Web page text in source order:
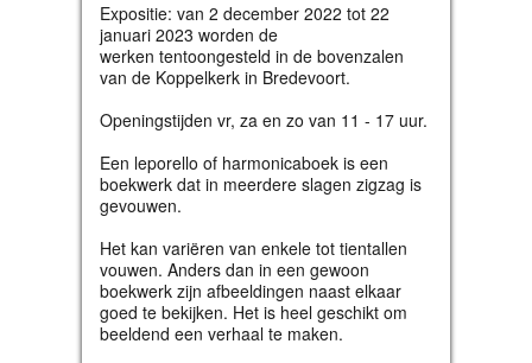
Expositie: van 2 december 2022 tot 22
januari 2023 worden de
werken tentoongesteld in de bovenzalen
van de Koppelkerk in Bredevoort.
Openingstijden vr, za en zo van 11 - 17 uur.
Een leporello of harmonicaboek is een
boekwerk dat in meerdere slagen zigzag is
gevouwen.
Het kan variëren van enkele tot tientallen
vouwen. Anders dan in een gewoon
boekwerk zijn afbeeldingen naast elkaar
goed te bekijken. Het is heel geschikt om
beeldend een verhaal te maken.